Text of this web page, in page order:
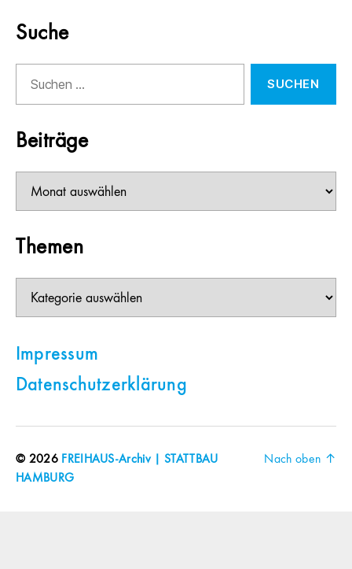
Suche
nach:
Beiträge
Themen
Impressum
Datenschutzerklärung
© 2026 FREIHAUS-Archiv | STATTBAU
HAMBURG
Nach oben ↑